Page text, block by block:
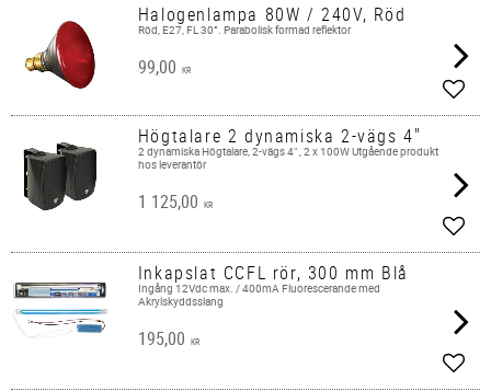
Halogenlampa 80W / 240V, Röd
Röd, E27, FL 30°. Parabolisk formad reflektor
99,00 KR
Högtalare 2 dynamiska 2-vägs 4"
2 dynamiska Högtalare, 2-vägs 4" , 2 x 100W Utgående produkt
hos leverantör
1 125,00 KR
Inkapslat CCFL rör, 300 mm Blå
Ingång 12Vdc max. / 400mA Fluorescerande med
Akrylskyddsslang
195,00 KR